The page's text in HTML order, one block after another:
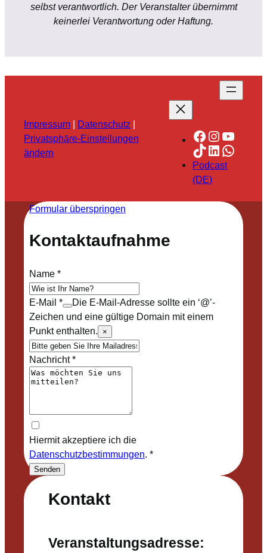
selbst verantwortlich. Der Veranstalter übernimmt
keinerlei Verantwortung oder Haftung.
Impressum Datenschutz
Privatsphäre-Einstellungen
ändern
Facebook
TikTok
LinkedIn
Podcast
(DE)
Kontakt
Veranstaltungsadresse:
Formular überspringen
Kontaktaufnahme
Name*
E-Mail *
Die E-Mail-Adresse sollte ein ‘@’-
Zeichen und eine gültige Domain mit einem
Punkt enthalten.
×
Nachricht*
Hiermit akzeptiere ich die
Datenschutzbestimmungen. *
Senden